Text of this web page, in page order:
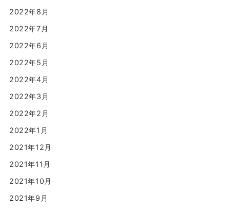
2022年8月
2022年7月
2022年6月
2022年5月
2022年4月
2022年3月
2022年2月
2022年1月
2021年12月
2021年11月
2021年10月
2021年9月